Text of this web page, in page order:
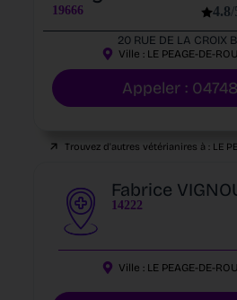
19666 4.8/
20 RUE DE LA CROIX
Ville : LE PEAGE-DE-
Appeler :
Trouvez d'autres vétérianires à : LE
Fabrice
14222
Ville : LE PEAGE-DE-